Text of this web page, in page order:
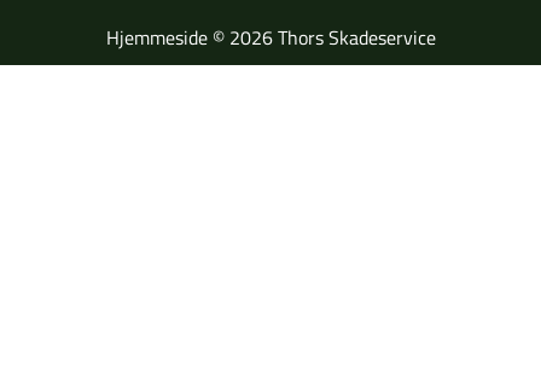
Hjemmeside © 2026 Thors Skadeservice